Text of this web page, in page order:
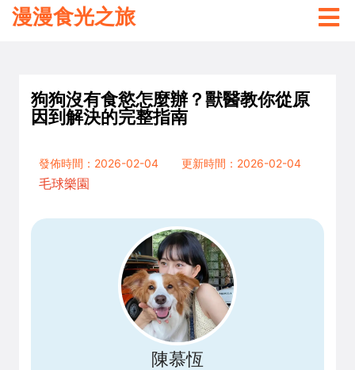
漫漫食光之旅
狗狗沒有食慾怎麼辦？獸醫教你從原
因到解決的完整指南
發佈時間：2026-02-04
更新時間：2026-02-04
毛球樂園
陳慕恆